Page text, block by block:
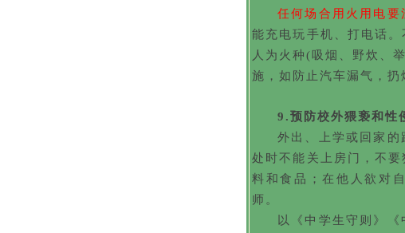
任何场合 用火用电要
能充电玩手机、打电话
人为火种(吸烟、野炊、
施，如防止汽车漏气，扔
9.预防校外猥亵和性
外出、上学或回家的
处时不能关上房门，不
料和食品；在他人欲对
师。
以《中学生守则》